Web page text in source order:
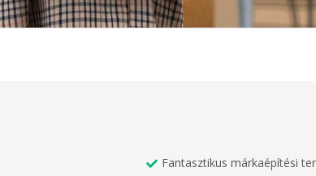
Fantasztikus márkaépítési